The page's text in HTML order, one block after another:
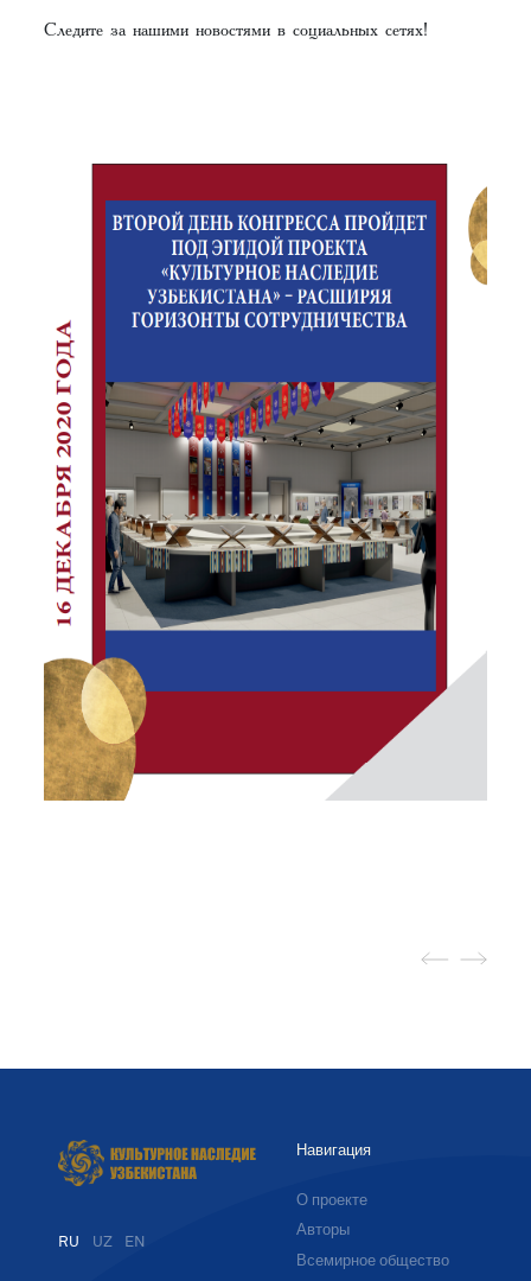
Следите за нашими новостями в социальных сетях!
RU UZ EN
Навигация
О проекте
Авторы
Всемирное общество